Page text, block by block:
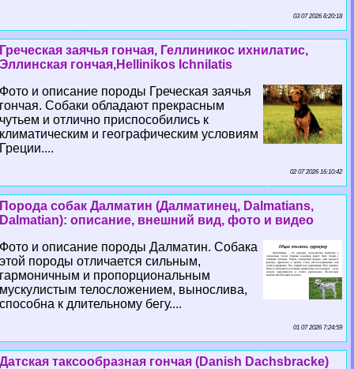
03 07 2026 8:20:18
Греческая заячья гончая, Геллиникос ихнилатис,
Эллинская гончая,Hellinikos Ichnilatis
Фото и описание породы Греческая заячья
гончая. Собаки обладают прекрасным
чутьем и отлично приспособились к
климатическим и географическим условиям
Греции....
02 07 2026 16:10:42
Порода собак Далматин (Далматинец, Dalmatians,
Dalmatian): описание, внешний вид, фото и видео
Фото и описание породы Далматин. Собака
этой породы отличается сильным,
гармоничным и пропорциональным
мускулистым телосложением, вынослива,
способна к длительному бегу....
01 07 2026 7:24:59
Датская таксообразная гончая (Danish Dachsbracke)